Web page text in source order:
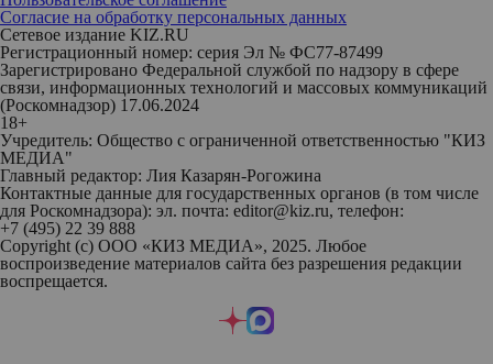
Согласие на обработку персональных данных
Сетевое издание KIZ.RU
Регистрационный номер: серия Эл № ФС77-87499
Зарегистрировано Федеральной службой по надзору в сфере
связи, информационных технологий и массовых коммуникаций
(Роскомнадзор) 17.06.2024
18+
Учредитель: Общество с ограниченной ответственностью "КИЗ
МЕДИА"
Главный редактор: Лия Казарян-Рогожина
Контактные данные для государственных органов (в том числе
для Роскомнадзора): эл. почта: editor@kiz.ru, телефон:
+7 (495) 22 39 888
Copyright (с) ООО «КИЗ МЕДИА», 2025. Любое
воспроизведение материалов сайта без разрешения редакции
воспрещается.